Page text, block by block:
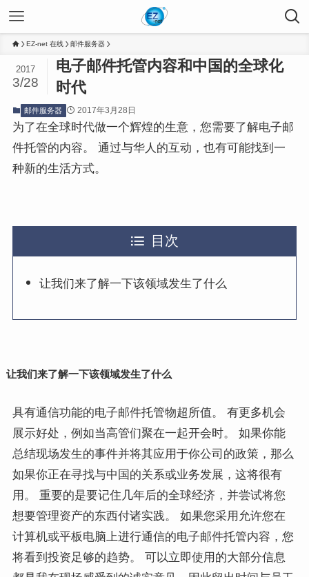
EZ-net 在线 邮件服务器
电子邮件托管内容和中国的全球化
时代
2017
3/28
邮件服务器 2017年3月28日
为了在全球时代做一个辉煌的生意，您需要了解电子邮
件托管的内容。 通过与华人的互动，也有可能找到一
种新的生活方式。
目次
让我们来了解一下该领域发生了什么
让我们来了解一下该领域发生了什么
具有通信功能的电子邮件托管物超所值。 有更多机会
展示好处，例如当高管们聚在一起开会时。 如果你能
总结现场发生的事件并将其应用于你公司的政策，那么
如果你正在寻找与中国的关系或业务发展，这将很有
用。 重要的是要记住几年后的全球经济，并尝试将您
想要管理资产的东西付诸实践。 如果您采用允许您在
计算机或平板电脑上进行通信的电子邮件托管内容，您
将看到投资足够的趋势。 可以立即使用的大部分信息